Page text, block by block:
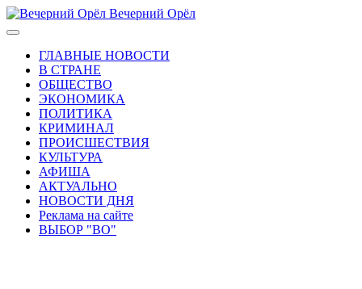
Вечерний Орёл
ГЛАВНЫЕ НОВОСТИ
В СТРАНЕ
ОБЩЕСТВО
ЭКОНОМИКА
ПОЛИТИКА
КРИМИНАЛ
ПРОИСШЕСТВИЯ
КУЛЬТУРА
АФИША
АКТУАЛЬНО
НОВОСТИ ДНЯ
Реклама на сайте
ВЫБОР "ВО"